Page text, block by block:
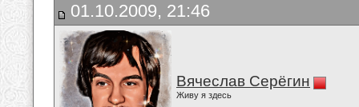
01.10.2009, 21:46
Вячеслав Серёгин
Живу я здесь